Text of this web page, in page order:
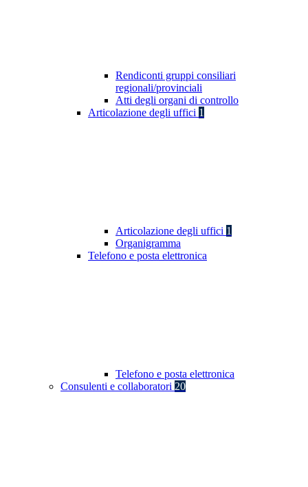
Rendiconti gruppi consiliari
regionali/provinciali
Atti degli organi di controllo
Articolazione degli uffici 1
Articolazione degli uffici 1
Organigramma
Telefono e posta elettronica
Telefono e posta elettronica
Consulenti e collaboratori 20